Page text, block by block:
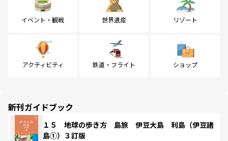
イベント・観戦 世界遺産 リゾート
アクティビティ 鉄道・フライト ショップ
新刊ガイドブック
１５ 地球の歩き方 島旅 伊豆大島 利島（伊豆諸
島①）３訂版